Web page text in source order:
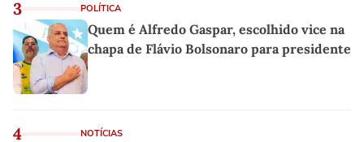
3 POLÍTICA
Quem é Alfredo Gaspar, escolhido vice na
chapa de Flávio Bolsonaro para presidente
4 NOTÍCIAS